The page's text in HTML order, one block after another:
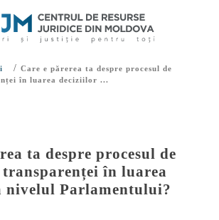
/ Care e părerea ta despre procesul de
în luarea deciziilor ...
ta despre procesul de
în luarea
nivelul Parlamentului?